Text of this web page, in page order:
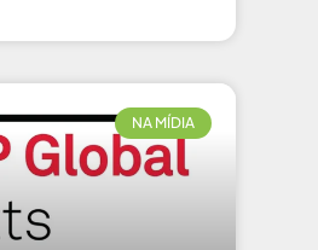
NA MÍDIA